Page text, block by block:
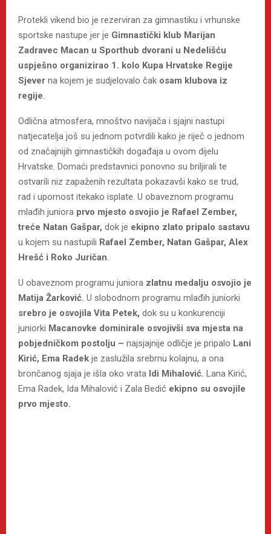
Protekli vikend bio je rezerviran za gimnastiku i vrhunske
sportske nastupe jer je Gimnastički klub Marijan
Zadravec Macan u Sporthub dvorani u Nedelišću
uspješno organizirao 1. kolo Kupa Hrvatske Regije
Sjever na kojem je sudjelovalo čak osam klubova iz
regije.
Odlična atmosfera, mnoštvo navijača i sjajni nastupi
natjecatelja još su jednom potvrdili kako je riječ o jednom
od značajnijih gimnastičkih događaja u ovom dijelu
Hrvatske. Domaći predstavnici ponovno su briljirali te
ostvarili niz zapaženih rezultata pokazavši kako se trud,
rad i upornost itekako isplate. U obaveznom programu
mlađih juniora prvo mjesto osvojio je Rafael Zember,
treće Natan Gašpar, dok je ekipno zlato pripalo sastavu
u kojem su nastupili Rafael Zember, Natan Gašpar, Alex
Hrešć i Roko Juričan.
U obaveznom programu juniora zlatnu medalju osvojio je
Matija Žarković. U slobodnom programu mlađih juniorki
srebro je osvojila Vita Petek, dok su u konkurenciji
juniorki Macanovke dominirale osvojivši sva mjesta na
pobjedničkom postolju – najsjajnije odličje je pripalo Lani
Kirić, Ema Radek je zaslužila srebrnu kolajnu, a ona
brončanog sjaja je išla oko vrata Idi Mihalović. Lana Kirić,
Ema Radek, Ida Mihalović i Zala Bedić ekipno su osvojile
prvo mjesto.